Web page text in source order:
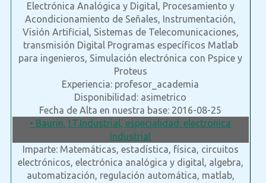
Electrónica Analógica y Digital, Procesamiento y
Acondicionamiento de Señales, Instrumentación,
Visión Artificial, Sistemas de Telecomunicaciones,
transmisión Digital Programas específicos Matlab
para ingenieros, Simulación electrónica con Pspice y
Proteus
Experiencia: profesor_academia
Disponibilidad: asimetrico
Fecha de Alta en nuestra base: 2016-08-25
• Baurin, I.T.Industrial, especialidad: electronica
industrial
Imparte: Matemáticas, estadística, física, circuitos
electrónicos, electrónica analógica y digital, algebra,
automatización, regulación automática, matlab,